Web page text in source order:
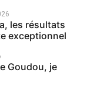
les résultats
exceptionnel
Goudou, je